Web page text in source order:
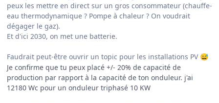
peux les mettre en direct sur un gros consommateur (chauffe-
eau thermodynamique ? Pompe à chaleur ? On voudrait
dégager le gaz).
Et d'ici 2030, on met une batterie.
Faudrait peut-être ouvrir un topic pour les installations PV 😅
Je confirme que tu peux placé +/- 20% de capacité de
production par rapport à la capacité de ton onduleur. j'ai
12180 Wc pour un onduleur triphasé 10 KW